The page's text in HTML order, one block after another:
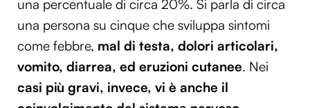
una percentuale di circa 20%. Si parla di circa
una persona su cinque che sviluppa sintomi
come febbre, mal di testa, dolori articolari,
vomito, diarrea, ed eruzioni cutanee. Nei
casi più gravi, invece, vi è anche il